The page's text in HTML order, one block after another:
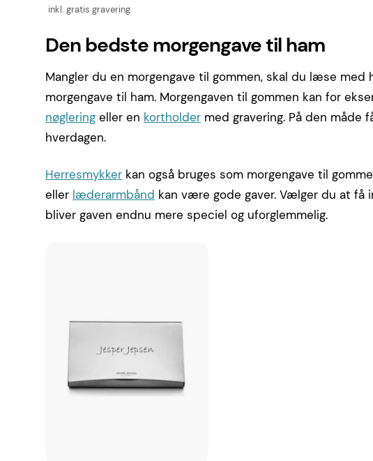
inkl. gratis gravering
Den bedste morgengave til ham
Mangler du en morgengave til gommen, skal du læse
morgengave til ham. Morgengaven til gommen kan for
nøglering eller en kortholder med gravering. På den måde
hverdagen.
Herresmykker kan også bruges som morgengave til
eller læderarmbånd kan være gode gaver. Vælger du at få
bliver gaven endnu mere speciel og uforglemmelig.